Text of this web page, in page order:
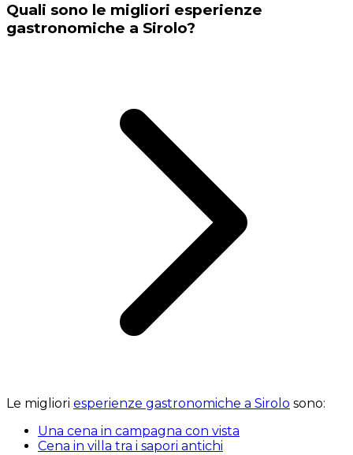
Quali sono le migliori esperienze
gastronomiche a Sirolo?
Le migliori esperienze gastronomiche a Sirolo sono:
Una cena in campagna con vista
Cena in villa tra i sapori antichi